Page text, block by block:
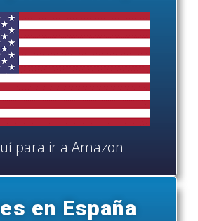
para ir a Amazon
en España